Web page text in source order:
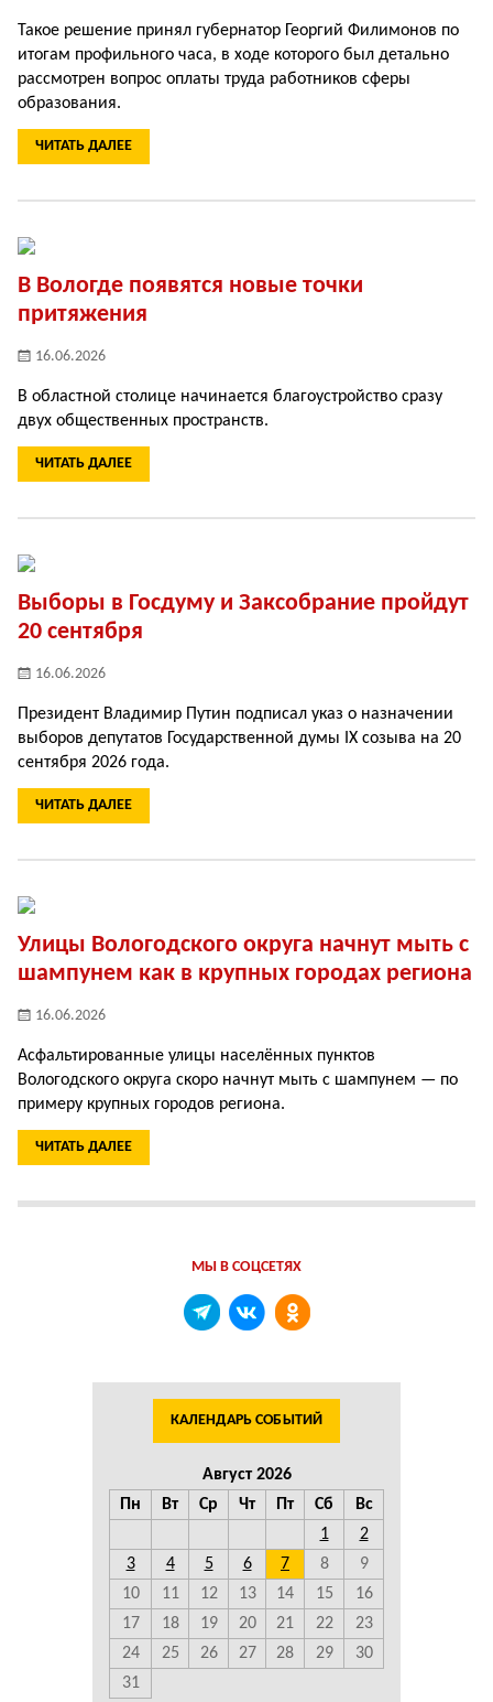
Такое решение принял губернатор Георгий Филимонов по
итогам профильного часа, в ходе которого был детально
рассмотрен вопрос оплаты труда работников сферы
образования.
ЧИТАТЬ ДАЛЕЕ
В Вологде появятся новые точки
притяжения
16.06.2026
В областной столице начинается благоустройство сразу
двух общественных пространств.
ЧИТАТЬ ДАЛЕЕ
Выборы в Госдуму и Заксобрание пройдут
20 сентября
16.06.2026
Президент Владимир Путин подписал указ о назначении
выборов депутатов Государственной думы IX созыва на 20
сентября 2026 года.
ЧИТАТЬ ДАЛЕЕ
Улицы Вологодского округа начнут мыть с
шампунем как в крупных городах региона
16.06.2026
Асфальтированные улицы населённых пунктов
Вологодского округа скоро начнут мыть с шампунем — по
примеру крупных городов региона.
ЧИТАТЬ ДАЛЕЕ
МЫ В СОЦСЕТЯХ
КАЛЕНДАРЬ СОБЫТИЙ
Август 2026
Пн
Вт Ср Чт Пт Сб
Вс
1
2
3
4 5 6 7 8
9
10
11 12 13 14 15
16
17
18 19 20 21 22
23
24
25 26 27 28 29
30
31